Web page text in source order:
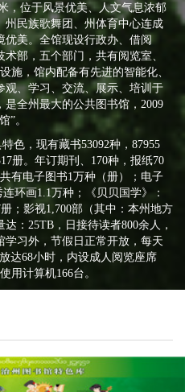
，位于风景优美、人文气息浓郁
州民族歌舞团、州体育中心连成
美。全馆现设行政办、借阅
部，五个部门，共有阅览室、
施，馆内配备有先进的智能化、
观、学习、交流、展示、培训于
全州最大的公共图书馆，2009
”。
，现有藏书53092种，87955
册。年订期刊、170种，报纸70
有电子图书1万种（册）；电子
环画1.1万种；《贝贝国学》：
；影视1,700部（其中：本州地方
：25TB，日接待读者800余人，
学习外，节假日正常开放，每天
达68小时，内设成人阅览座席
用计算机166台。